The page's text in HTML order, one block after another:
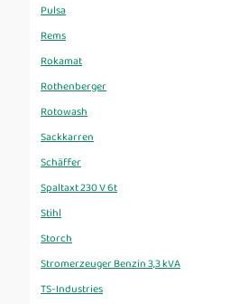
Pulsa
Rems
Rokamat
Rothenberger
Rotowash
Sackkarren
Schäffer
Spaltaxt 230 V 6t
Stihl
Storch
Stromerzeuger Benzin 3,3 kVA
TS-Industries